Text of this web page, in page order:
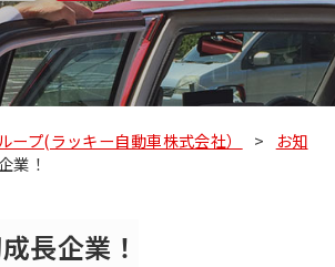
ープ(ラッキー自動車株式会社） >
お知
業！
長企業！